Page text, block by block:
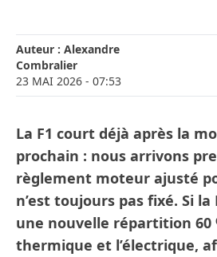
Auteur : Alexandre
Combralier
23 MAI 2026 - 07:53
La F1 court déjà après la
prochain : nous arrivons
règlement moteur ajusté
n’est toujours pas fixé. Si la
une nouvelle répartition 60
thermique et l’électrique,